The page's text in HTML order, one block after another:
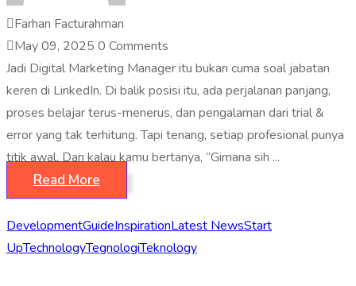
Farhan Facturahman
May 09, 2025 0 Comments
Jadi Digital Marketing Manager itu bukan cuma soal jabatan
keren di LinkedIn. Di balik posisi itu, ada perjalanan panjang,
proses belajar terus-menerus, dan pengalaman dari trial &
error yang tak terhitung. Tapi tenang, setiap profesional punya
titik awal. Dan kalau kamu bertanya, “Gimana sih ...
Read More
DevelopmentGuideInspirationLatest NewsStart
UpTechnologyTegnologiTeknology